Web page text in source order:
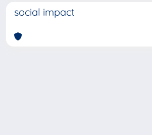
social impact